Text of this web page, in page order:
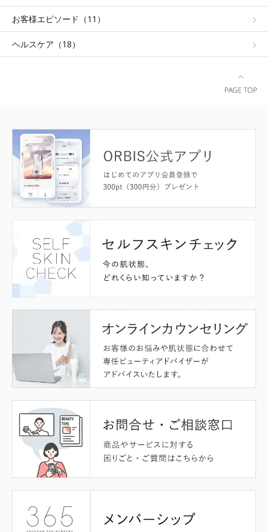
お客様エピソード（11）
ヘルスケア（18）